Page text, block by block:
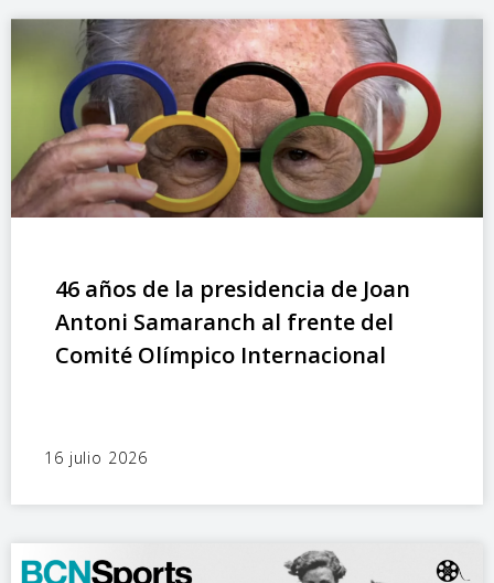
46 años de la presidencia de Joan
Antoni Samaranch al frente del
Comité Olímpico Internacional
16 julio 2026